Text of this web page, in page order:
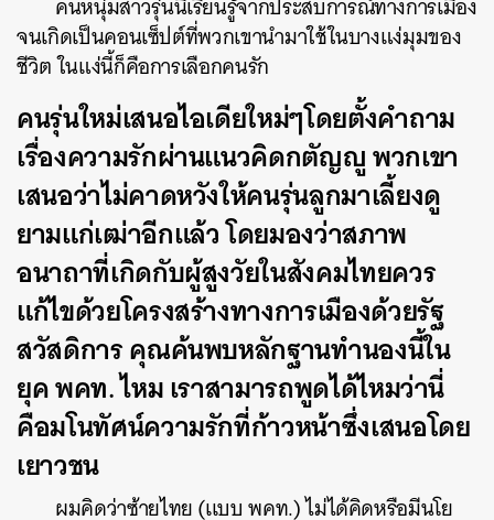
จนเกิดเป็นคอนเซ็ปต์ที่พวกเขานำมาใช้ในบางแง่มุมของ
ชีวิต ในแง่นี้ก็คือการเลือกคนรัก
คนรุ่นใหม่เสนอไอเดียใหม่ๆโดยตั้งคำถาม
เรื่องความรักผ่านแนวคิดกตัญญู พวกเขา
เสนอว่าไม่คาดหวังให้คนรุ่นลูกมาเลี้ยงดู
ยามแก่เฒ่าอีกแล้ว โดยมองว่าสภาพ
อนาถาที่เกิดกับผู้สูงวัยในสังคมไทยควร
แก้ไขด้วยโครงสร้างทางการเมืองด้วยรัฐ
สวัสดิการ คุณค้นพบหลักฐานทำนองนี้ใน
ยุค พคท. ไหม เราสามารถพูดได้ไหมว่านี่
คือมโนทัศน์ความรักที่ก้าวหน้าซึ่งเสนอโดย
เยาวชน
ผมคิดว่าซ้ายไทย (เเบบ พคท.) ไม่ได้คิดหรือมีนโย